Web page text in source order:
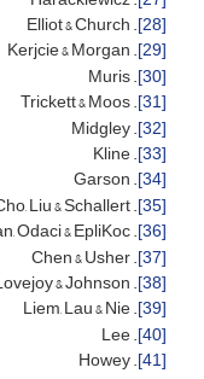
[28]
. Elliot & Church
[29]
. Kerjcie & Morgan
[30]
. Muris
[31]
. Trickett & Moos
[32]
. Midgley
[33]
. Kline
[34]
. Garson
[35]
. Hsieh, Cho, Liu & Schallert
[36]
. Kalkan, Odaci & EpliKoc
[37]
. Chen & Usher
[38]
. Durik, Lovejoy & Johnson
[39]
. Liem, Lau & Nie
[40]
. Lee
[41]
. Howey